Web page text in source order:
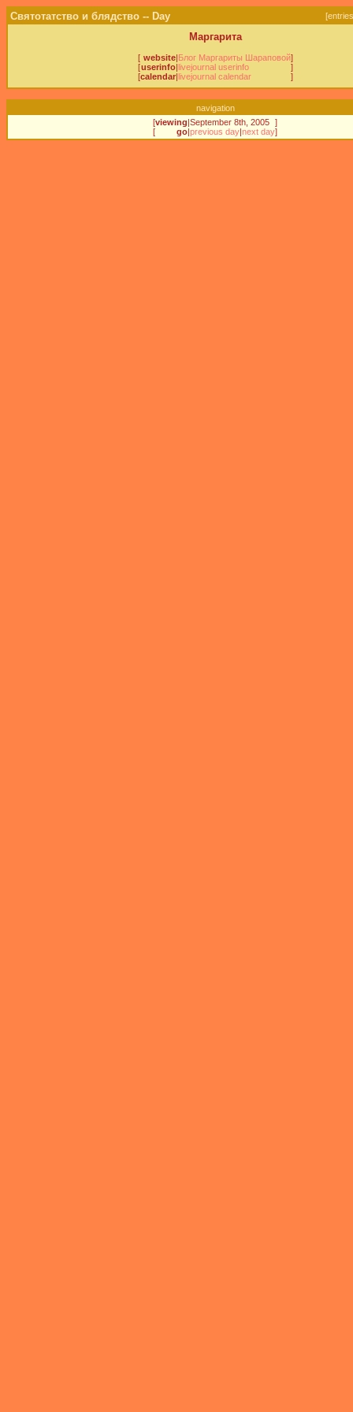
Святотатство и блядство -- Day [
Маргарита
[ website| Блог Маргариты Шараповой]
[userinfo| livejournal userinfo
]
[calendar| livejournal calendar ]
navigation
[viewing |September 8th, 2005 ]
[
go |previous day |next day]